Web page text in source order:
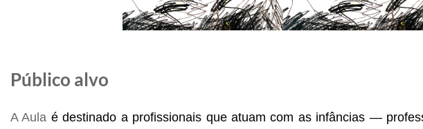
Público alvo
A Aula é destinado a profissionais que atuam com as infâncias —